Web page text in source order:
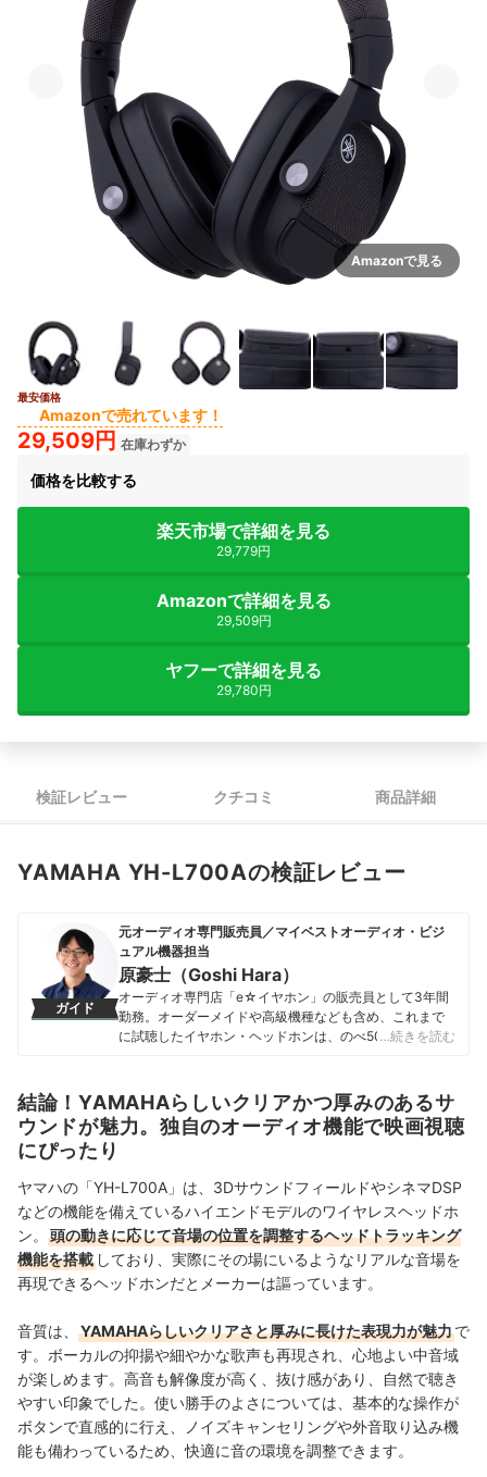
Amazonで見る
最安価格
Amazonで売れています！
29,509円 在庫わずか
価格を比較する
楽天市場で詳細を見る
29,779円
Amazonで詳細を見る
29,509円
ヤフーで詳細を見る
29,780円
検証レビュー クチコミ 商品詳細
YAMAHA YH-L700Aの検証レビュー
ガイド
元オーディオ専門販売員／マイベストオーディオ・ビジ
ュアル機器担当
原豪士（Goshi Hara）
オーディオ専門店「e☆イヤホン」の販売員として3年間
勤務。オーダーメイドや高級機種なども含め、これまで
に試聴したイヤホン・ヘッドホンは、のべ500種類を超
持っている。 その後、2023年にmybestへ入社し、豊富
な知識を活かしてオーディオ・ビジュアル機器のガイド
を担当。「顧客のニーズを真摯に考えて提案する」をモ
原豪士（Goshi Hara）のプロフィール
…続きを読む
結論！YAMAHAらしいクリアかつ厚みのあるサ
ウンドが魅力。独自のオーディオ機能で映画視聴
にぴったり
ヤマハの「YH-L700A」は、3DサウンドフィールドやシネマDSP
などの機能を備えているハイエンドモデルのワイヤレスヘッドホ
ン。
頭の動きに応じて音場の位置を調整するヘッドトラッキング
機能を搭載 しており、実際にその場にいるようなリアルな音場を
再現できるヘッドホンだとメーカーは謳っています。
音質は、 YAMAHAらしいクリアさと厚みに長けた表現力が魅力で
す。ボーカルの抑揚や細やかな歌声も再現され、心地よい中音域
が楽しめます。高音も解像度が高く、抜け感があり、自然で聴き
やすい印象でした。使い勝手のよさについては、基本的な操作が
ボタンで直感的に行え、ノイズキャンセリングや外音取り込み機
能も備わっているため、快適に音の環境を調整できます。